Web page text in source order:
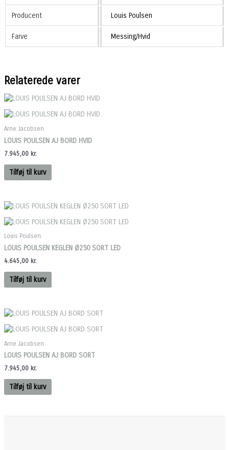
Producent Louis Poulsen
Farve Messing/Hvid
Relaterede varer
Arne Jacobsen
LOUIS POULSEN AJ BORD HVID
7.945,00 kr.
Tilføj til kurv
Louis Poulsen
LOUIS POULSEN KEGLEN Ø250 SORT LED
4.645,00 kr.
Tilføj til kurv
Arne Jacobsen
LOUIS POULSEN AJ BORD SORT
7.945,00 kr.
Tilføj til kurv